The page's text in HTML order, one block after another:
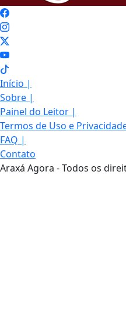
Início |
Sobre |
Painel do Leitor |
Termos de Uso e
FAQ |
Contato
Araxá Agora - Todos os